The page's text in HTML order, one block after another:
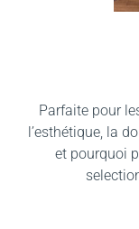
Parfaite pour
l’esthétique, la
et pourquoi